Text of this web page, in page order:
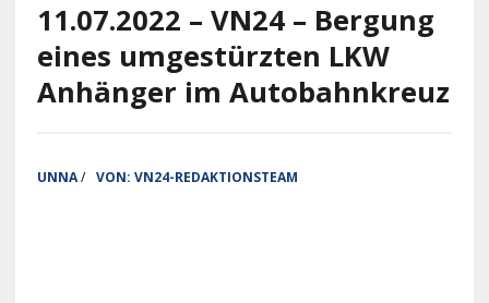
11.07.2022 – VN24 – Bergung
eines umgestürzten LKW
Anhänger im Autobahnkreuz
UNNA/ VON: VN24-REDAKTIONSTEAM